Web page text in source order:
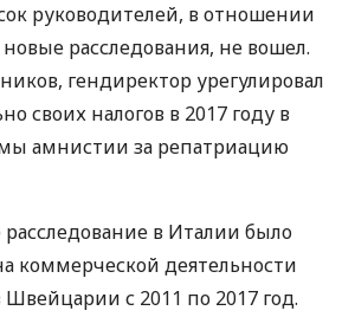
руководителей, в отношении
расследования, не вошел.
гендиректор урегулировал
своих налогов в 2017 году в
амнистии за репатриацию
в Италии было
коммерческой деятельности
Швейцарии с 2011 по 2017 год.